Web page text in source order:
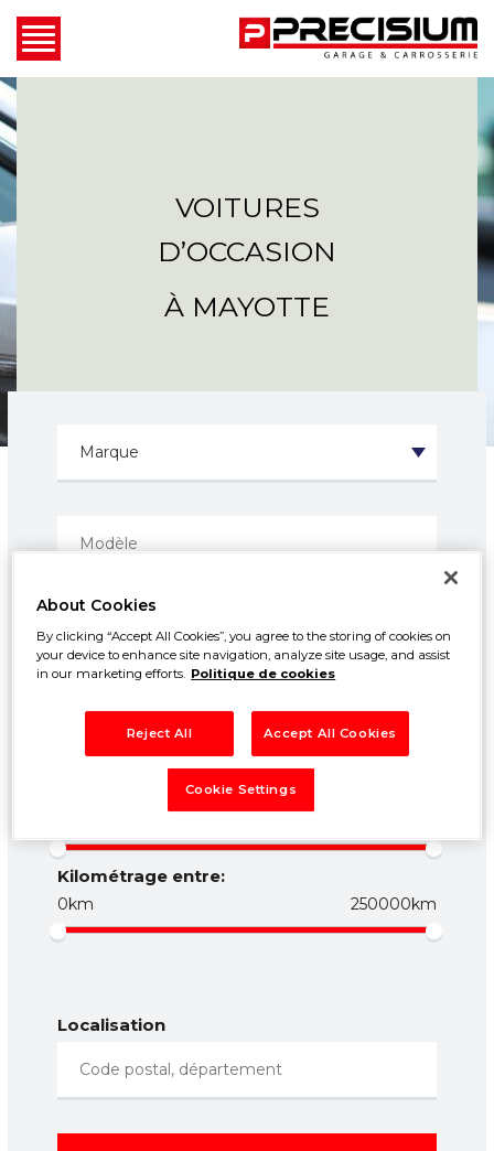
VOITURES
D’OCCASION
À MAYOTTE
Prix entre:
50000€
Kilométrage entre:
0km 250000km
Localisation
About Cookies
By clicking “Accept All Cookies”, you agree to the storing of cookies on
your device to enhance site navigation, analyze site usage, and assist
in our marketing efforts. Politique de cookies
Reject All Accept All Cookies
Cookie Settings